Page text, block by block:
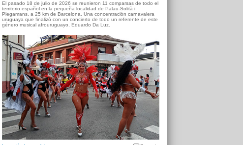
El pasado 18 de julio de 2026 se reunieron 11 comparsas de todo el
territorio español en la pequeña localidad de Palau-Solità i
Plegamans, a 25 km de Barcelona. Una concentración carnavalera
uruguaya que finalizó con un concierto de todo un referente de este
género musical afrouruguayo, Eduardo Da Luz.